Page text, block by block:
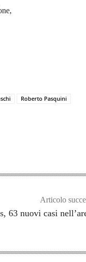
Roberto Pasquini
Articolo
63 nuovi casi